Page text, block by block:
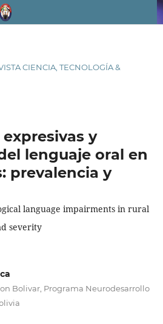
CIENCIA, TECNOLOGÍA &
y
lenguaje oral en
prevalencia y
language impairments in rural
severity
Bolivar, Programa Neurodesarrollo